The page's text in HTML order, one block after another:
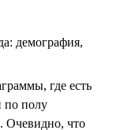
где есть
по полу
что